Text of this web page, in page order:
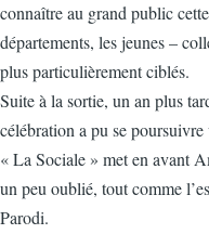
connaître au grand public
départements, les jeunes –
plus particulièrement ciblés.
Suite à la sortie, un an plus
célébration a pu se
« La Sociale » met en avant
un peu oublié, tout comme
Parodi.